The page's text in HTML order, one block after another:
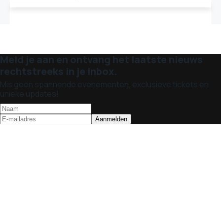
Meld je aan en ontvang het laatste nieuws
rechtstreeks in je inbox.
Mis geen spannende evenementen, exclusieve tickets en
unieke updates!